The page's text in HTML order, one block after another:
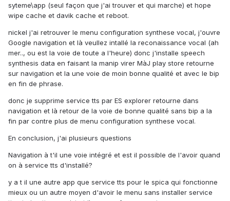
syteme\app (seul façon que j'ai trouver et qui marche) et hope
wipe cache et davik cache et reboot.
nickel j'ai retrouver le menu configuration synthese vocal, j'ouvre
Google navigation et là veullez intallé la reconaissance vocal (ah
mer.., ou est la voie de toute a l'heure) donc j'installe speech
synthesis data en faisant la manip virer MàJ play store retourne
sur navigation et la une voie de moin bonne qualité et avec le bip
en fin de phrase.
donc je supprime service tts par ES explorer retourne dans
navigation et là retour de la voie de bonne qualité sans bip a la
fin par contre plus de menu configuration synthese vocal.
En conclusion, j'ai plusieurs questions
Navigation à t'il une voie intégré et est il possible de l'avoir quand
on à service tts d'installé?
y a t il une autre app que service tts pour le spica qui fonctionne
mieux ou un autre moyen d'avoir le menu sans installer service